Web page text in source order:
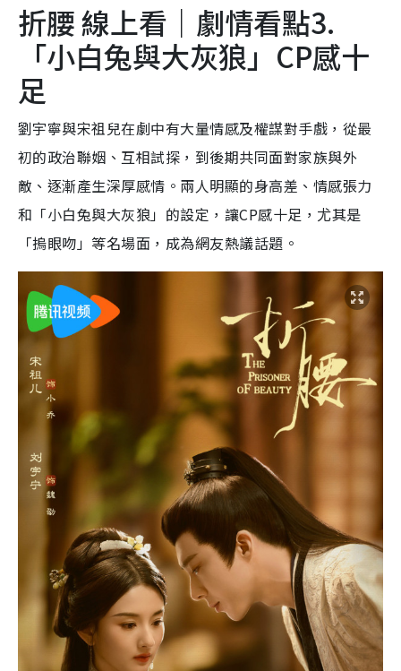
折腰 線上看｜劇情看點3.
「小白兔與大灰狼」CP感十
足
劉宇寧與宋祖兒在劇中有大量情感及權謀對手戲，從最
初的政治聯姻、互相試探，到後期共同面對家族與外
敵、逐漸產生深厚感情。兩人明顯的身高差、情感張力
和「小白兔與大灰狼」的設定，讓CP感十足，尤其是
「摀眼吻」等名場面，成為網友熱議話題。